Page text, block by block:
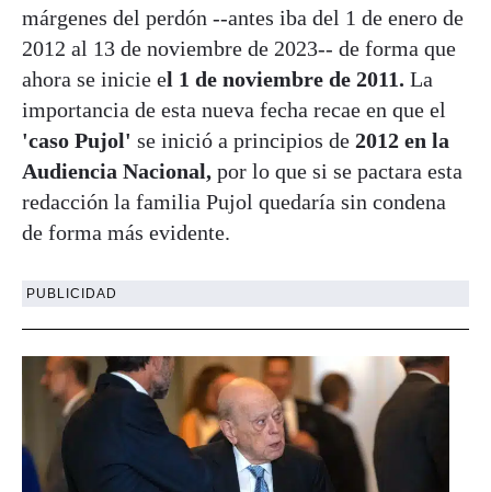
márgenes del perdón --antes iba del 1 de enero de
2012 al 13 de noviembre de 2023-- de forma que
ahora se inicie el 1 de noviembre de 2011. La
importancia de esta nueva fecha recae en que el
'caso Pujol' se inició a principios de 2012 en la
Audiencia Nacional, por lo que si se pactara esta
redacción la familia Pujol quedaría sin condena
de forma más evidente.
PUBLICIDAD